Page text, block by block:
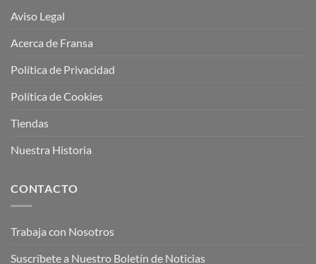
Aviso Legal
Acerca de Fransa
Política de Privacidad
Política de Cookies
Tiendas
Nuestra Historia
CONTACTO
Trabaja con Nosotros
Suscríbete a Nuestro Boletín de Noticias